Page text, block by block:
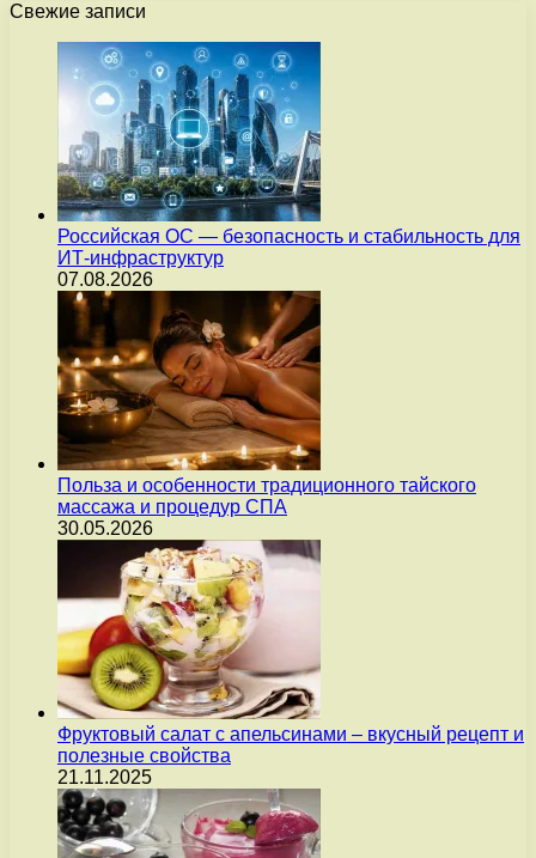
Свежие записи
Российская ОС — безопасность и стабильность для
ИТ-инфраструктур
07.08.2026
Польза и особенности традиционного тайского
массажа и процедур СПА
30.05.2026
Фруктовый салат с апельсинами – вкусный рецепт и
полезные свойства
21.11.2025